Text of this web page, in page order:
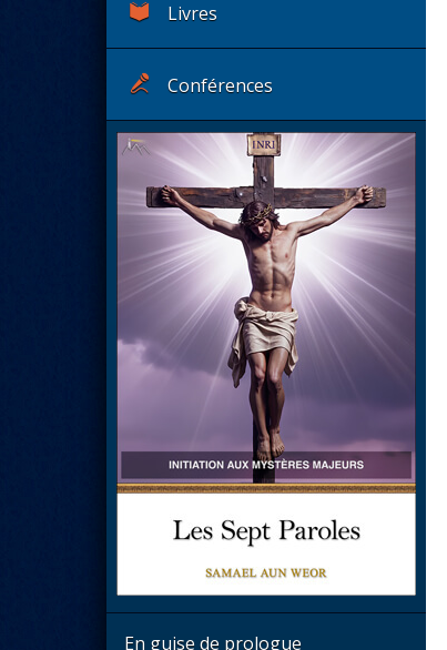
Livres
Conférences
En guise de prologue